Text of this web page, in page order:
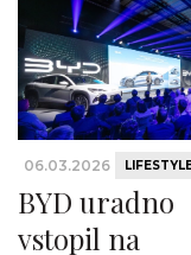
06.03.2026
BYD uradno
vstopil na